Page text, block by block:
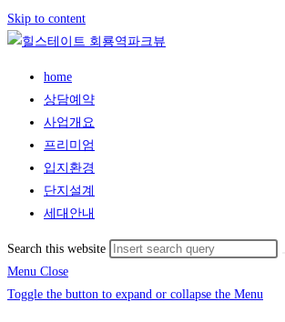
Skip to content
home
상담예약
사업개요
프리미엄
입지환경
단지설계
세대안내
Search this website
Menu Close
Toggle the button to expand or collapse the Menu